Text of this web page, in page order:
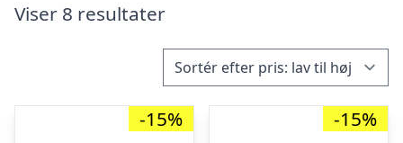
Viser 8 resultater
-15% -15%